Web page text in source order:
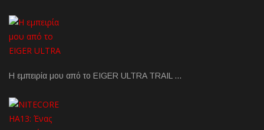
Η εμπειρία μου από το EIGER ULTRA TRAIL …